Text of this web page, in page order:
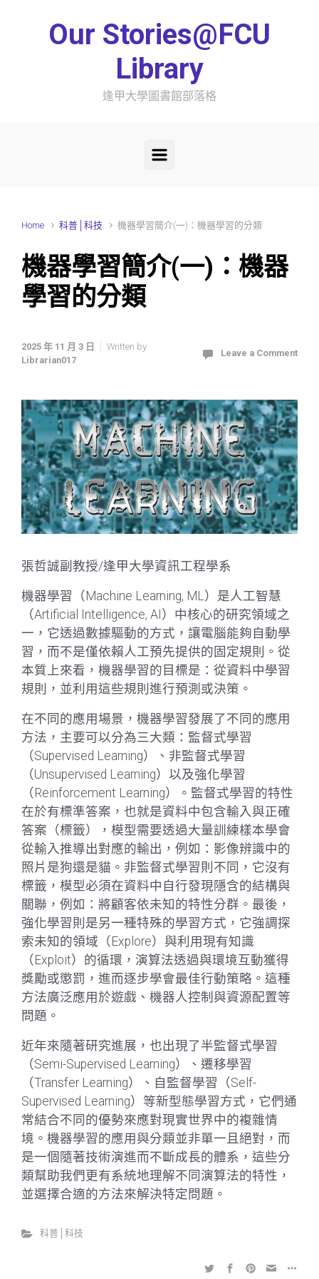
Our Stories@FCU
Library
逢甲大學圖書館部落格
Home 科普│科技 機器學習簡介(一)：機器學習的分類
機器學習簡介(一)：機器
學習的分類
2025 年 11 月 3 日
Written by
Librarian017
Leave a Comment
張哲誠副教授/逢甲大學資訊工程學系
機器學習（Machine Learning, ML）是人工智慧
（Artificial Intelligence, AI）中核心的研究領域之
一，它透過數據驅動的方式，讓電腦能夠自動學
習，而不是僅依賴人工預先提供的固定規則。從
本質上來看，機器學習的目標是：從資料中學習
規則，並利用這些規則進行預測或決策。
在不同的應用場景，機器學習發展了不同的應用
方法，主要可以分為三大類：監督式學習
（Supervised Learning）、非監督式學習
（Unsupervised Learning）以及強化學習
（Reinforcement Learning）。監督式學習的特性
在於有標準答案，也就是資料中包含輸入與正確
答案（標籤），模型需要透過大量訓練樣本學會
從輸入推導出對應的輸出，例如：影像辨識中的
照片是狗還是貓。非監督式學習則不同，它沒有
標籤，模型必須在資料中自行發現隱含的結構與
關聯，例如：將顧客依未知的特性分群。最後，
強化學習則是另一種特殊的學習方式，它強調探
索未知的領域（Explore）與利用現有知識
（Exploit）的循環，演算法透過與環境互動獲得
獎勵或懲罰，進而逐步學會最佳行動策略。這種
方法廣泛應用於遊戲、機器人控制與資源配置等
問題。
近年來隨著研究進展，也出現了半監督式學習
（Semi-Supervised Learning）、遷移學習
（Transfer Learning）、自監督學習（Self-
Supervised Learning）等新型態學習方式，它們通
常結合不同的優勢來應對現實世界中的複雜情
境。機器學習的應用與分類並非單一且絕對，而
是一個隨著技術演進而不斷成長的體系，這些分
類幫助我們更有系統地理解不同演算法的特性，
並選擇合適的方法來解決特定問題。
科普│科技